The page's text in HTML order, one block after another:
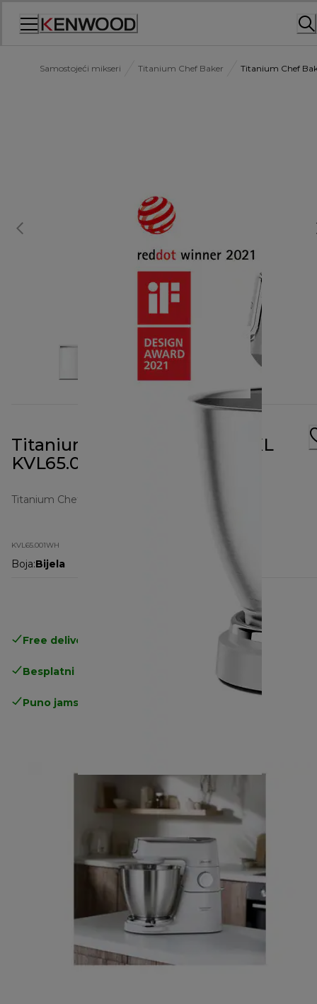
Samostojeći mikseri Titanium Chef Baker Titanium Chef
Titanium Chef Baker White XL
KVL65.001WH
Titanium Chef Baker
KVL65.001WH
Boja:Bijela
Free delivery in 1-3 days
Besplatni povrati
Puno jamstvo proizvođača